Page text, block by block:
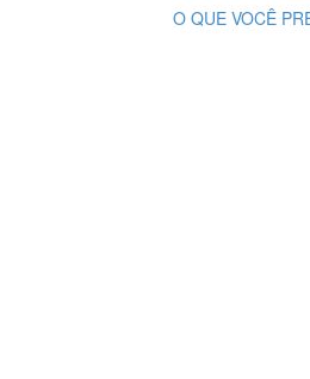
O QUE VOCÊ